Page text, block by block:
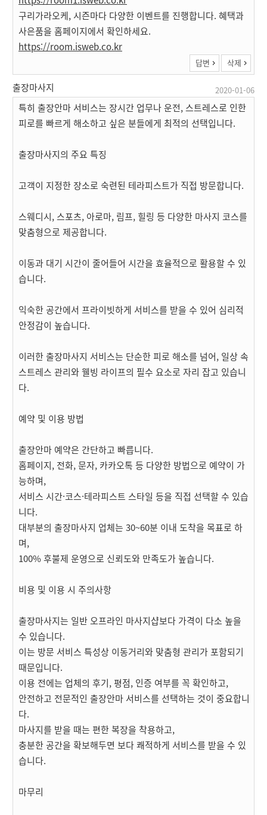
구리가라오케, 시즌마다 다양한 이벤트를 진행합니다. 혜택과
사은품을 홈페이지에서 확인하세요.
https://room.isweb.co.kr
답변 삭제
출장마사지 2020-01-06
특히 출장안마 서비스는 장시간 업무나 운전, 스트레스로 인한
피로를 빠르게 해소하고 싶은 분들에게 최적의 선택입니다.
출장마사지의 주요 특징
고객이 지정한 장소로 숙련된 테라피스트가 직접 방문합니다.
스웨디시, 스포츠, 아로마, 림프, 힐링 등 다양한 마사지 코스를
맞춤형으로 제공합니다.
이동과 대기 시간이 줄어들어 시간을 효율적으로 활용할 수 있
습니다.
익숙한 공간에서 프라이빗하게 서비스를 받을 수 있어 심리적
안정감이 높습니다.
이러한 출장마사지 서비스는 단순한 피로 해소를 넘어, 일상 속
스트레스 관리와 웰빙 라이프의 필수 요소로 자리 잡고 있습니
다.
예약 및 이용 방법
출장안마 예약은 간단하고 빠릅니다.
홈페이지, 전화, 문자, 카카오톡 등 다양한 방법으로 예약이 가
능하며,
서비스 시간·코스·테라피스트 스타일 등을 직접 선택할 수 있습
니다.
대부분의 출장마사지 업체는 30~60분 이내 도착을 목표로 하
며,
100% 후불제 운영으로 신뢰도와 만족도가 높습니다.
비용 및 이용 시 주의사항
출장마사지는 일반 오프라인 마사지샵보다 가격이 다소 높을
수 있습니다.
이는 방문 서비스 특성상 이동거리와 맞춤형 관리가 포함되기
때문입니다.
이용 전에는 업체의 후기, 평점, 인증 여부를 꼭 확인하고,
안전하고 전문적인 출장안마 서비스를 선택하는 것이 중요합니
다.
마사지를 받을 때는 편한 복장을 착용하고,
충분한 공간을 확보해두면 보다 쾌적하게 서비스를 받을 수 있
습니다.
마무리